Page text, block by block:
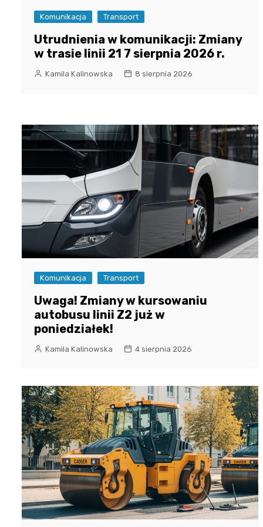
Komunikacja Transport
Utrudnienia w komunikacji: Zmiany
w trasie linii 21 7 sierpnia 2026 r.
Kamila Kalinowska 8 sierpnia 2026
Komunikacja Transport
Uwaga! Zmiany w kursowaniu
autobusu linii Z2 już w
poniedziałek!
Kamila Kalinowska 4 sierpnia 2026